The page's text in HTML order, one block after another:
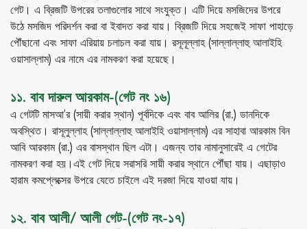
গেট। এ ব্রিজটি উপরের তলাগুলোর সাথে সংযুক্ত। এটি দিয়ে মসজিদের উপরে
উঠে মসজিদ পরিদর্শন করা বা ইবাদত করা যায়। ব্রিজটি দিয়ে সহজেই সাফা পাহাড়ে
পৌঁছানো এবং সাফা এরিয়ায় চলাচল করা যায়। রসূলূল্লাহ (সাল্লাল্লাহু আলাইহি
ওয়াসাল্লাম) এর নামে এর নামকরণ করা হয়েছে।
১১. বাব দারুল আরকাম-(গেট নং ১৬)
এ গেটটি মাসআ’র (সায়ী করার স্থান) পূর্বদিকে এবং বাব আলির (রা.) ডানদিকে
অবস্থিত। রাসূলুল্লাহ (সাল্লাল্লাহু আলাইহি ওয়াসাল্লাম) এর সাহাবা আরকাম বিন
আবি আরকাম (রা.) এর বাসস্থান ছিল এটা। এজন্য তার নামানুসারেই এ গেটের
নামকরণ করা হয়।এই গেট দিয়ে সরাসরি সায়ী করার স্থানে পৌঁছা যায়। এছাড়াও
হারাম কমপ্লেক্সের উপরে যেতে চাইলে এই দরজা দিয়ে যাওয়া যায়।
১২. বাব আলী/ আলী গেট-(গেট নং-১৭)